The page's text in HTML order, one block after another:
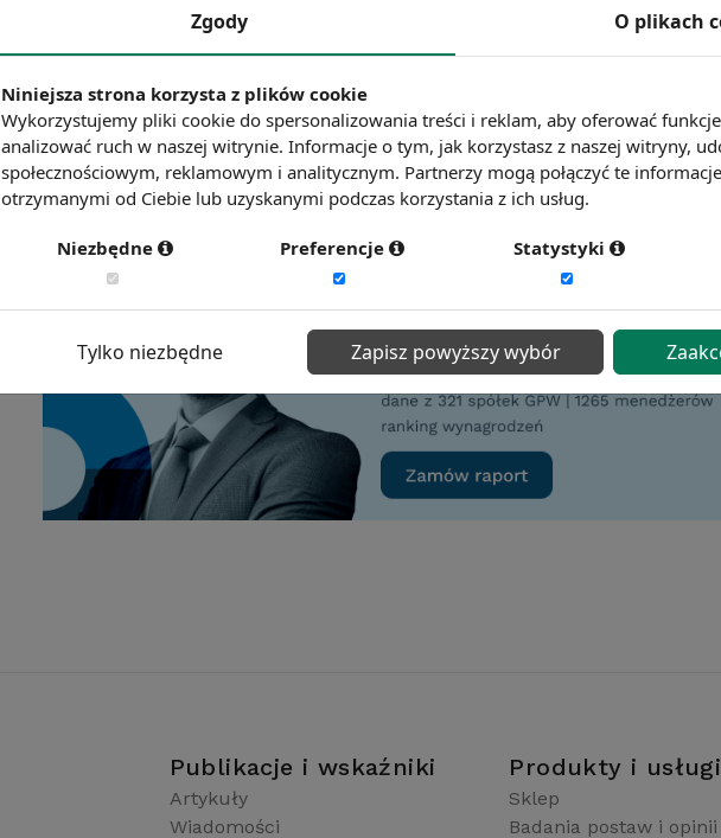
występowałyby trudne relacje z przełożonymi (56% wskazań). Za
Źródło: Motywacje Menedżerów
Chcesz wiedzieć więcej?Zobacz więcej wiadomości
Publikacje i wskaźniki
Artykuły
Wiadomości
Produkty i usługi
Sklep
Badania postaw i opinii
Zgody O plikach
Niniejsza strona korzysta z plików cookie
Wykorzystujemy pliki cookie do spersonalizowania treści i reklam, aby oferować funkcje
analizować ruch w naszej witrynie. Informacje o tym, jak korzystasz z naszej witryny,
społecznościowym, reklamowym i analitycznym. Partnerzy mogą połączyć te
otrzymanymi od Ciebie lub uzyskanymi podczas korzystania z ich usług.
Niezbędne Preferencje Statystyki
Tylko niezbędne Zapisz powyższy wybór